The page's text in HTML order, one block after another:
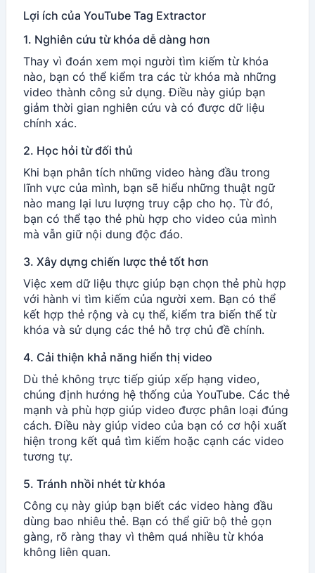
Lợi ích của YouTube Tag Extractor
1. Nghiên cứu từ khóa dễ dàng hơn
Thay vì đoán xem mọi người tìm kiếm từ khóa
nào, bạn có thể kiểm tra các từ khóa mà những
video thành công sử dụng. Điều này giúp bạn
giảm thời gian nghiên cứu và có được dữ liệu
chính xác.
2. Học hỏi từ đối thủ
Khi bạn phân tích những video hàng đầu trong
lĩnh vực của mình, bạn sẽ hiểu những thuật ngữ
nào mang lại lưu lượng truy cập cho họ. Từ đó,
bạn có thể tạo thẻ phù hợp cho video của mình
mà vẫn giữ nội dung độc đáo.
3. Xây dựng chiến lược thẻ tốt hơn
Việc xem dữ liệu thực giúp bạn chọn thẻ phù hợp
với hành vi tìm kiếm của người xem. Bạn có thể
kết hợp thẻ rộng và cụ thể, kiểm tra biến thể từ
khóa và sử dụng các thẻ hỗ trợ chủ đề chính.
4. Cải thiện khả năng hiển thị video
Dù thẻ không trực tiếp giúp xếp hạng video,
chúng định hướng hệ thống của YouTube. Các thẻ
mạnh và phù hợp giúp video được phân loại đúng
cách. Điều này giúp video của bạn có cơ hội xuất
hiện trong kết quả tìm kiếm hoặc cạnh các video
tương tự.
5. Tránh nhồi nhét từ khóa
Công cụ này giúp bạn biết các video hàng đầu
dùng bao nhiêu thẻ. Bạn có thể giữ bộ thẻ gọn
gàng, rõ ràng thay vì thêm quá nhiều từ khóa
không liên quan.